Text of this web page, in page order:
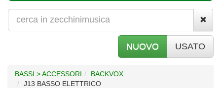
NUOVO USATO
BASSI > ACCESSORI
BACKVOX
J13 BASSO ELETTRICO